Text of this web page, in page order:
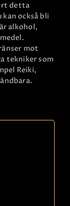
detta
kan också bli
alkohol,
mot
tekniker som
Reiki,